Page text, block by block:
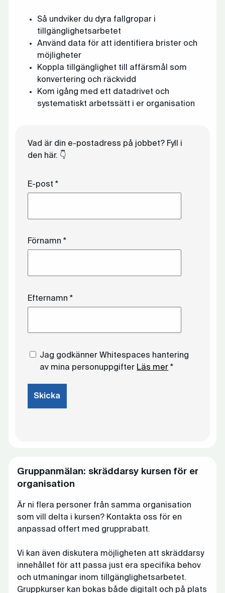
Så undviker du dyra fallgropar i
tillgänglighetsarbetet
Använd data för att identifiera brister och
möjligheter
Koppla tillgänglighet till affärsmål som
konvertering och räckvidd
Kom igång med ett datadrivet och
systematiskt arbetssätt i er organisation
Gruppanmälan: skräddarsy kursen för er
organisation
Är ni flera personer från samma organisation
som vill delta i kursen? Kontakta oss för en
anpassad offert med grupprabatt.
Vi kan även diskutera möjligheten att skräddarsy
innehållet för att passa just era specifika behov
och utmaningar inom tillgänglighetsarbetet.
Gruppkurser kan bokas både digitalt och på plats